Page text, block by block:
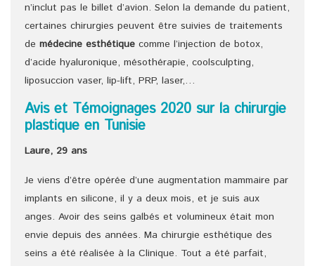
n’inclut pas le billet d’avion. Selon la demande du patient,
certaines chirurgies peuvent être suivies de traitements
de médecine esthétique comme l’injection de botox,
d’acide hyaluronique, mésothérapie, coolsculpting,
liposuccion vaser, lip-lift, PRP, laser,…
Avis et Témoignages 2020 sur la chirurgie
plastique en Tunisie
Laure, 29 ans
Je viens d’être opérée d’une augmentation mammaire par
implants en silicone, il y a deux mois, et je suis aux
anges. Avoir des seins galbés et volumineux était mon
envie depuis des années. Ma chirurgie esthétique des
seins a été réalisée à la Clinique. Tout a été parfait,